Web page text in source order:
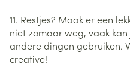
11. Restjes? Maak er een
niet zomaar weg, vaak
andere dingen gebruiken.
creative!